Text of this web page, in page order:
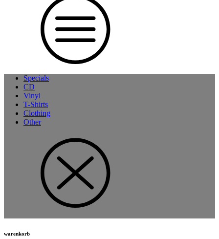
Specials
CD
Vinyl
T-Shirts
Clothing
Other
warenkorb